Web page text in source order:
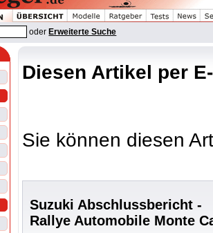
oder Erweiterte Suche
Diesen Artikel per
Sie können diesen
Suzuki Abschlussbericht -
Rallye Automobile Monte